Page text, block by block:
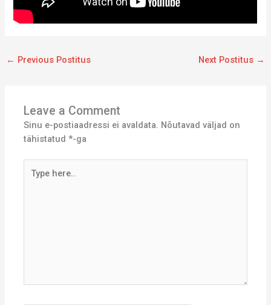
← Previous Postitus Next Postitus →
Leave a Comment
Sinu e-postiaadressi ei avaldata. Nõutavad väljad on
tähistatud*-ga
here..